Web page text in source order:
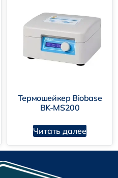
Термошейкер Biobase
BK-MS200
Читать далее